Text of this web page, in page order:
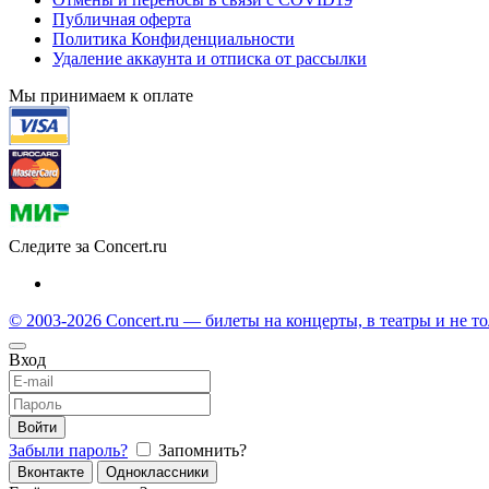
Публичная оферта
Политика Конфиденциальности
Удаление аккаунта и отписка от рассылки
Мы принимаем к оплате
Следите за Concert.ru
© 2003-2026 Concert.ru — билеты на концерты, в театры и не
Вход
Войти
Забыли пароль? Запомнить?
Вконтакте Одноклассники